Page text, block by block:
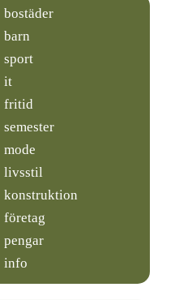
bostäder
barn
sport
it
fritid
semester
mode
livsstil
konstruktion
företag
pengar
info